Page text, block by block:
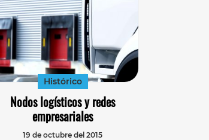
Histórico
Nodos logísticos y redes
empresariales
19 de octubre del 2015